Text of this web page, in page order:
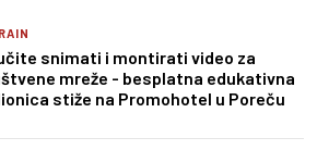
snimati i montirati video za
mreže - besplatna edukativna
stiže na Promohotel u Poreču